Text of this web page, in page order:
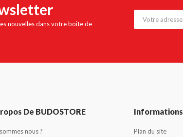
nouvelles dans votre boîte de
De BUDOSTORE
nous ?
Informations
Plan du site